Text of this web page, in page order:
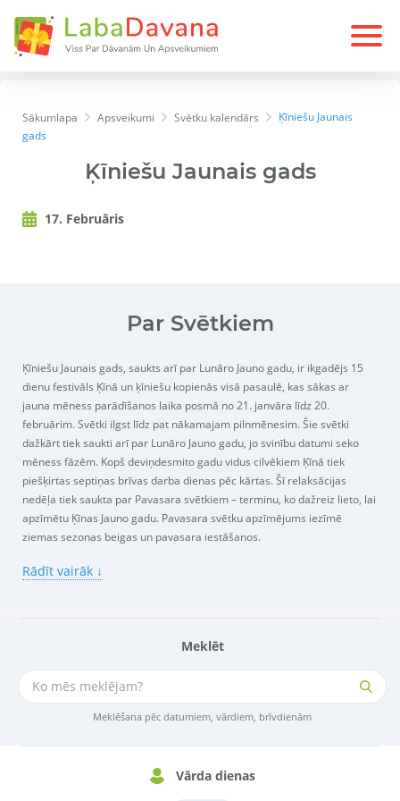
Meklēt
Meklēšana pēc datumiem, vārdiem, brīvdienām
Vārda dienas
Sākumlapa Apsveikumi Svētku kalendārs
Ķīniešu Jaunais
gads
Ķīniešu Jaunais gads
17. Februāris
Par Svētkiem
Ķīniešu Jaunais gads, saukts arī par Lunāro Jauno gadu, ir ikgadējs 15
dienu festivāls Ķīnā un ķīniešu kopienās visā pasaulē, kas sākas ar
jauna mēness parādīšanos laika posmā no 21. janvāra līdz 20.
februārim. Svētki ilgst līdz pat nākamajam pilnmēnesim. Šie svētki
dažkārt tiek saukti arī par Lunāro Jauno gadu, jo svinību datumi seko
mēness fāzēm. Kopš deviņdesmito gadu vidus cilvēkiem Ķīnā tiek
piešķirtas septiņas brīvas darba dienas pēc kārtas. Šī relaksācijas
nedēļa tiek saukta par Pavasara svētkiem – terminu, ko dažreiz lieto, lai
apzīmētu Ķīnas Jauno gadu. Pavasara svētku apzīmējums iezīmē
ziemas sezonas beigas un pavasara iestāšanos.
Ķīniešu Jaunā gada pirmsākumi ir leģendām pīti. Viena no leģendām
sarkanās krāsas, tāpēc šīs lietas tika izmantotas, lai zvēru aizbaidītu.
Tādēļ arī šodien svinībās, kas vērstas uz vecā gada atklāšanu un jaunā
gada veiksmi un labklājību, bieži tiek izmantotas petardes, uguņošanas
ierīces, kā arī sarkanas drēbes un rotājumi. Jauniešiem svētkos naudu
dāvina krāsainās sarkanās aploksnēs. Turklāt Ķīniešu Jaunais gads ir
Citas ķīniešu Jaungada tradīcijas ietver rūpīgu mājas uzkopšanu, lai
Rādīt vairāk ↓